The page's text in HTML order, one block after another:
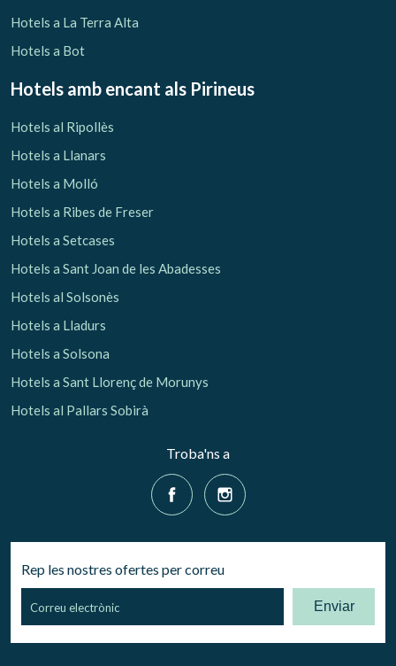
Hotels a La Terra Alta
Hotels a Bot
Hotels amb encant als Pirineus
Hotels al Ripollès
Hotels a Llanars
Hotels a Molló
Hotels a Ribes de Freser
Hotels a Setcases
Hotels a Sant Joan de les Abadesses
Hotels al Solsonès
Hotels a Lladurs
Hotels a Solsona
Hotels a Sant Llorenç de Morunys
Hotels al Pallars Sobirà
Troba'ns a
Rep les nostres ofertes per correu
Enviar